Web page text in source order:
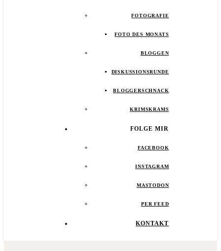
FOTOGRAFIE
FOTO DES MONATS
BLOGGEN
DISKUSSIONSRUNDE
BLOGGERSCHNACK
KRIMSKRAMS
FOLGE MIR
FACEBOOK
INSTAGRAM
MASTODON
PER FEED
KONTAKT